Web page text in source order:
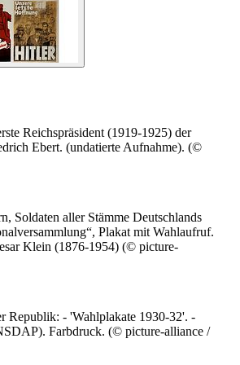
Reichspräsident (1919-1925) der
Ebert. (undatierte Aufnahme). (©
Soldaten aller Stämme Deutschlands
Plakat mit Wahlaufruf.
Klein (1876-1954) (© picture-
Republik: - 'Wahlplakate 1930-32'. -
Farbdruck. (© picture-alliance /